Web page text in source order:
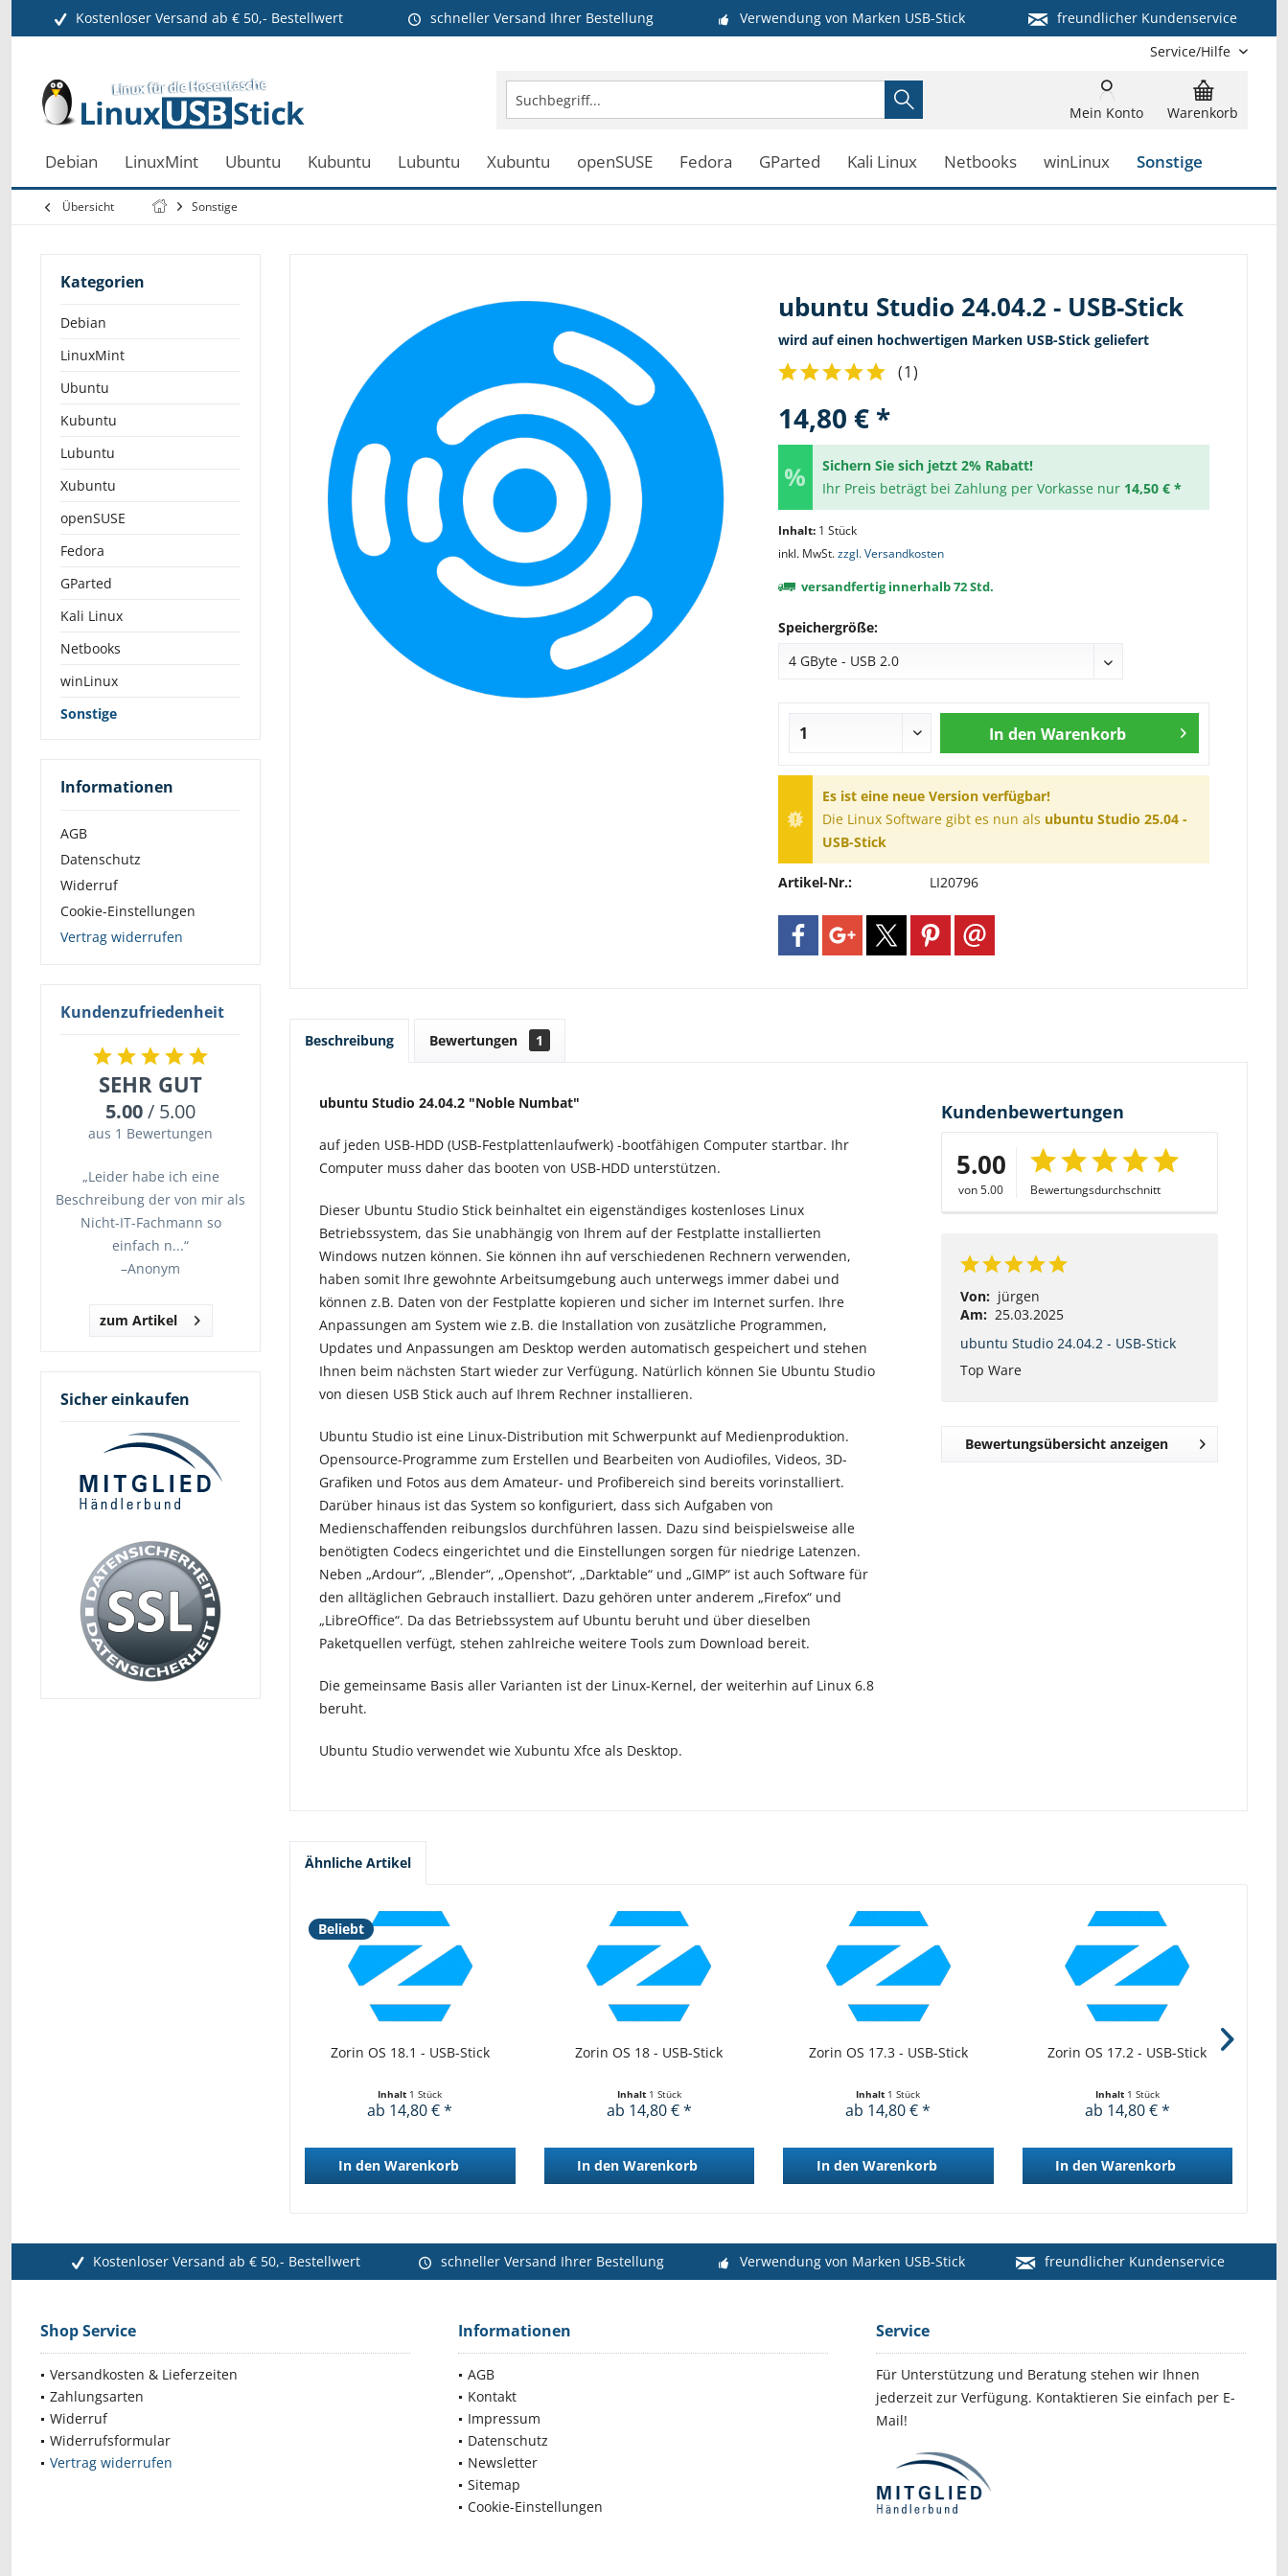
Kostenloser Versand ab € 50,- Bestellwert schneller Versand Ihrer Bestellung Verwendung von Marken USB-Stick
freundlicher Kundenservice
Service/Hilfe
Warenkorb
Mein Konto
Debian LinuxMint Ubuntu Kubuntu Lubuntu Xubuntu openSUSE Fedora GParted Kali Linux Netbooks winLinux Sonstige
Übersicht Sonstige
Kategorien
Debian
LinuxMint
Ubuntu
Kubuntu
Lubuntu
Xubuntu
openSUSE
Fedora
GParted
Kali Linux
Netbooks
winLinux
Sonstige
Informationen
AGB
Datenschutz
Widerruf
Cookie-Einstellungen
Vertrag widerrufen
Kundenzufriedenheit
SEHR GUT
5.00/ 5.00
aus 1 Bewertungen
„Leider habe ich eine
Beschreibung der von mir als
Nicht-IT-Fachmann so
einfach n...“
–Anonym
zum Artikel
Sicher einkaufen
ubuntu Studio 24.04.2 - USB-Stick
wird auf einen hochwertigen Marken USB-Stick geliefert
(1)
14,80 € *
Sichern Sie sich jetzt 2% Rabatt!
Ihr Preis beträgt bei Zahlung per Vorkasse nur 14,50 € *
Inhalt: 1 Stück
inkl. MwSt.zzgl. Versandkosten
versandfertig innerhalb 72 Std.
Speichergröße:
In den Warenkorb
Es ist eine neue Version verfügbar!
Die Linux Software gibt es nun als ubuntu Studio 25.04 -
USB-Stick
Artikel-Nr.: LI20796
Beschreibung Bewertungen 1
ubuntu Studio 24.04.2 "Noble Numbat"
auf jeden USB-HDD (USB-Festplattenlaufwerk) -bootfähigen Computer startbar. Ihr
Computer muss daher das booten von USB-HDD unterstützen.
Dieser Ubuntu Studio Stick beinhaltet ein eigenständiges kostenloses Linux
Betriebssystem, das Sie unabhängig von Ihrem auf der Festplatte installierten
Windows nutzen können. Sie können ihn auf verschiedenen Rechnern verwenden,
haben somit Ihre gewohnte Arbeitsumgebung auch unterwegs immer dabei und
können z.B. Daten von der Festplatte kopieren und sicher im Internet surfen. Ihre
Anpassungen am System wie z.B. die Installation von zusätzliche Programmen,
Updates und Anpassungen am Desktop werden automatisch gespeichert und stehen
Ihnen beim nächsten Start wieder zur Verfügung. Natürlich können Sie Ubuntu Studio
von diesen USB Stick auch auf Ihrem Rechner installieren.
Ubuntu Studio ist eine Linux-Distribution mit Schwerpunkt auf Medienproduktion.
Opensource-Programme zum Erstellen und Bearbeiten von Audiofiles, Videos, 3D-
Grafiken und Fotos aus dem Amateur- und Profibereich sind bereits vorinstalliert.
Darüber hinaus ist das System so konfiguriert, dass sich Aufgaben von
Medienschaffenden reibungslos durchführen lassen. Dazu sind beispielsweise alle
benötigten Codecs eingerichtet und die Einstellungen sorgen für niedrige Latenzen.
Neben „Ardour“, „Blender“, „Openshot“, „Darktable“ und „GIMP“ ist auch Software für
den alltäglichen Gebrauch installiert. Dazu gehören unter anderem „Firefox“ und
„LibreOffice“. Da das Betriebssystem auf Ubuntu beruht und über dieselben
Paketquellen verfügt, stehen zahlreiche weitere Tools zum Download bereit.
Die gemeinsame Basis aller Varianten ist der Linux-Kernel, der weiterhin auf Linux 6.8
beruht.
Ubuntu Studio verwendet wie Xubuntu Xfce als Desktop.
Kundenbewertungen
5.00
von 5.00 Bewertungsdurchschnitt
Von: jürgen
Am: 25.03.2025
ubuntu Studio 24.04.2 - USB-Stick
Top Ware
Bewertungsübersicht anzeigen
Ähnliche Artikel
Beliebt
Zorin OS 18.1 - USB-Stick
Inhalt 1 Stück
ab 14,80 € *
In den Warenkorb
Zorin OS 18 - USB-Stick
Inhalt 1 Stück
ab 14,80 € *
In den Warenkorb
Zorin OS 17.3 - USB-Stick
Inhalt 1 Stück
ab 14,80 € *
In den Warenkorb
Zorin OS 17.2 - USB-Stick
Inhalt 1 Stück
ab 14,80 € *
In den Warenkorb
Kostenloser Versand ab € 50,- Bestellwert schneller Versand Ihrer Bestellung Verwendung von Marken USB-Stick freundlicher Kundenservice
Shop Service
Versandkosten & Lieferzeiten
Zahlungsarten
Widerruf
Widerrufsformular
Vertrag widerrufen
Informationen
AGB
Kontakt
Impressum
Datenschutz
Newsletter
Sitemap
Cookie-Einstellungen
Service
Für Unterstützung und Beratung stehen wir Ihnen
jederzeit zur Verfügung. Kontaktieren Sie einfach per E-
Mail!